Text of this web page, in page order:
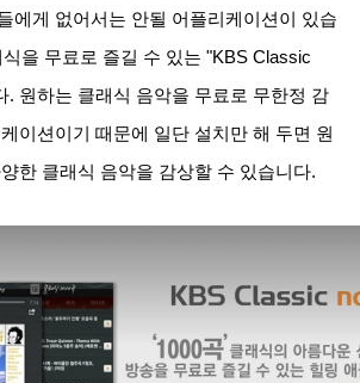
에게 없어서는 안될 어플리케이션이 있습
을 무료로 즐길 수 있는 "KBS Classic
. 원하는 클래식 음악을 무료로 무한정 감
이션이기 때문에 일단 설치만 해 두면 원
한 클래식 음악을 감상할 수 있습니다.